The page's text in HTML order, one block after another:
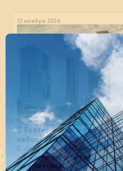
12 ноября 2024
В Екатеринбурге
небоскрёб
В «Екатеринбург-Сити» начато
офисного небоскрёба с
трубобетона.